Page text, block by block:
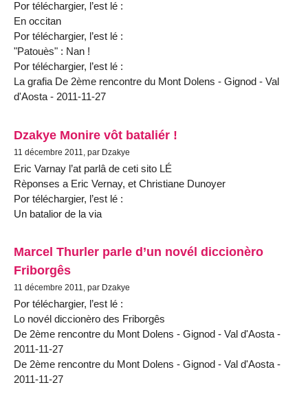
Por téléchargier, l’est lé :
En occitan
Por téléchargier, l’est lé :
"Patouès" : Nan !
Por téléchargier, l’est lé :
La grafia De 2ème rencontre du Mont Dolens - Gignod - Val
d'Aosta - 2011-11-27
Dzakye Monire vôt bataliér !
11 décembre 2011, par Dzakye
Eric Varnay l’at parlâ de ceti sito LÉ
Rèponses a Eric Vernay, et Christiane Dunoyer
Por téléchargier, l’est lé :
Un batalior de la via
Marcel Thurler parle d’un novél diccionèro
Friborgês
11 décembre 2011, par Dzakye
Por téléchargier, l’est lé :
Lo novél diccionèro des Friborgês
De 2ème rencontre du Mont Dolens - Gignod - Val d'Aosta -
2011-11-27
De 2ème rencontre du Mont Dolens - Gignod - Val d'Aosta -
2011-11-27